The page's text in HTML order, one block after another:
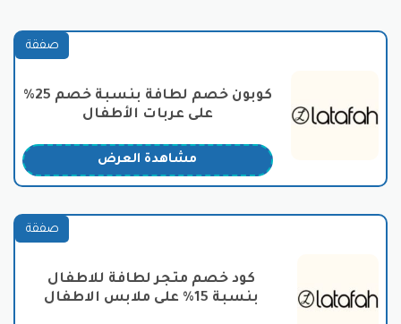
المتخصص دائمًا على استعداد لمساعدتكم وتقديم النصائح
والتوجيهات اللازمة. سواء كنتم تبحثون عن هدية مميزة
فإننا هنا لخدمتكم.
متجر لطافة وجهة مفضلة للعائلات في المملكة العربية
السعودية. فنحن نؤمن بأن رعاية الأطفال تتطلب اختيارًا
مدروسًا ومنتجات ذات جودة عالية، وهذا ما نسعى لتحقيقه
صفقة
كوبون خصم لطافة بنسبة خصم 25%
على عربات الأطفال
مشاهدة العرض
صفقة
كود خصم متجر لطافة للاطفال
بنسبة 15% على ملابس الاطفال